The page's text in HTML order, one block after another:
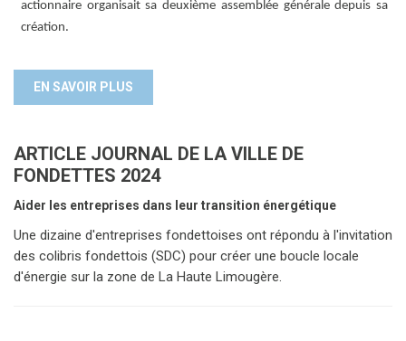
actionnaire organisait sa deuxième assemblée générale depuis sa
création.
EN SAVOIR PLUS
ARTICLE JOURNAL DE LA VILLE DE
FONDETTES 2024
Aider les entreprises dans leur transition énergétique
Une dizaine d'entreprises fondettoises ont répondu à l'invitation
des colibris fondettois (SDC) pour créer une boucle locale
d'énergie sur la zone de La Haute Limougère.